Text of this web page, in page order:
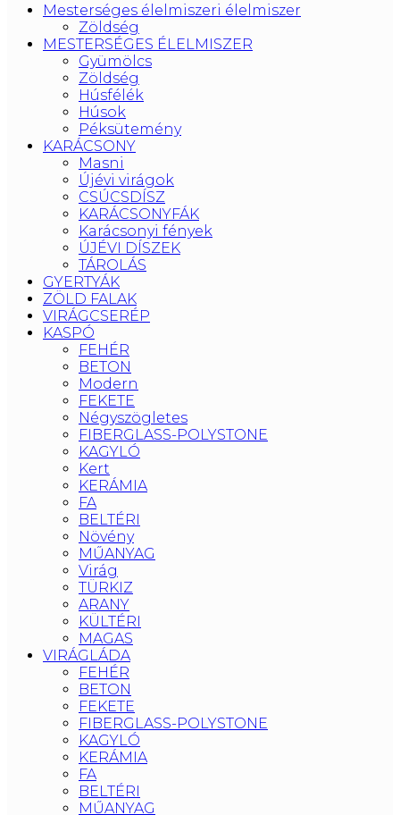
Mesterséges élelmiszeri élelmiszer
Zöldség
MESTERSÉGES ÉLELMISZER
Gyümölcs
Zöldség
Húsfélék
Húsok
Péksütemény
KARÁCSONY
Masni
Újévi virágok
CSÚCSDÍSZ
KARÁCSONYFÁK
Karácsonyi fények
ÚJÉVI DÍSZEK
TÁROLÁS
GYERTYÁK
ZÖLD FALAK
VIRÁGCSERÉP
KASPÓ
FEHÉR
BETON
Modern
FEKETE
Négyszögletes
FIBERGLASS-POLYSTONE
KAGYLÓ
Kert
KERÁMIA
FA
BELTÉRI
Növény
MŰANYAG
Virág
TÜRKIZ
ARANY
KÜLTÉRI
MAGAS
VIRÁGLÁDA
FEHÉR
BETON
FEKETE
FIBERGLASS-POLYSTONE
KAGYLÓ
KERÁMIA
FA
BELTÉRI
MŰANYAG